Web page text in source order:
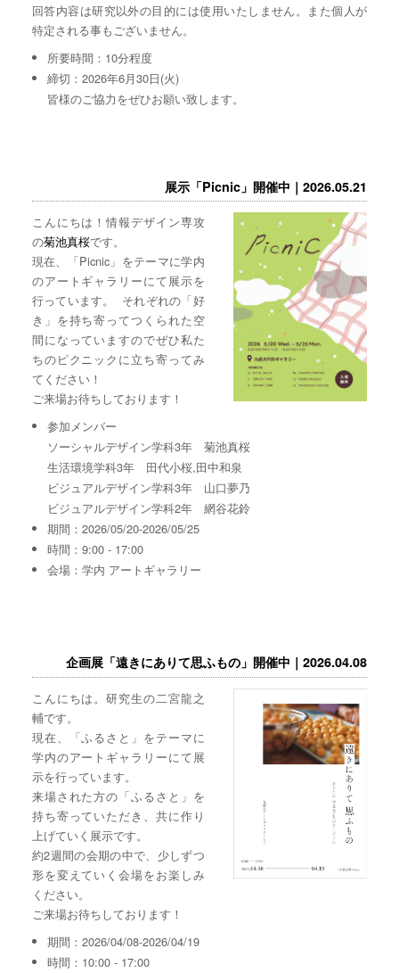
回答内容は研究以外の目的には使用いたしません。また個人が
特定される事もございません。
所要時間：10分程度
締切：2026年6月30日(火)
皆様のご協力をぜひお願い致します。
展示「Picnic」開催中｜2026.05.21
こんにちは！情報デザイン専攻
の菊池真桜です。
現在、「Picnic」をテーマに学内
のアートギャラリーにて展示を
行っています。 それぞれの「好
き」を持ち寄ってつくられた空
間になっていますのでぜひ私た
ちのピクニックに立ち寄ってみ
てください！
ご来場お待ちしております！
参加メンバー
ソーシャルデザイン学科3年 菊池真桜
生活環境学科3年 田代小桜,田中和泉
ビジュアルデザイン学科3年 山口夢乃
ビジュアルデザイン学科2年 網谷花鈴
期間：2026/05/20-2026/05/25
時間：9:00 - 17:00
会場：学内 アートギャラリー
企画展「遠きにありて思ふもの」開催中｜2026.04.08
こんにちは。研究生の二宮龍之
輔です。
現在、「ふるさと」をテーマに
学内のアートギャラリーにて展
示を行っています。
来場された方の「ふるさと」を
持ち寄っていただき、共に作り
上げていく展示です。
約2週間の会期の中で、少しずつ
形を変えていく会場をお楽しみ
ください。
ご来場お待ちしております！
期間：2026/04/08-2026/04/19
時間：10:00 - 17:00